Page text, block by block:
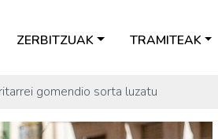
ZERBITZUAK TRAMITEAK
gomendio sorta luzatu